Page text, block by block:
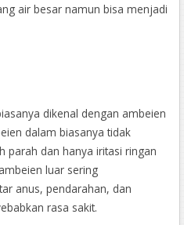
air besar namun bisa menjadi
dikenal dengan ambeien
dalam biasanya tidak
parah dan hanya iritasi ringan
luar sering
anus, pendarahan, dan
rasa sakit.